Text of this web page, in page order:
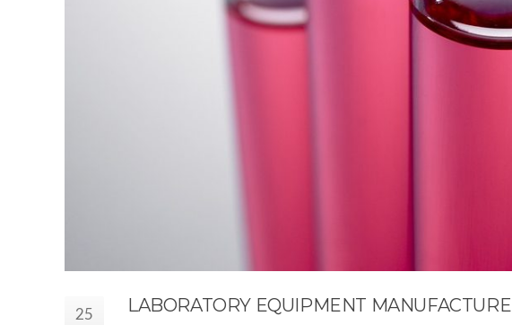
25 LABORATORY EQUIPMENT MANUFACTURE